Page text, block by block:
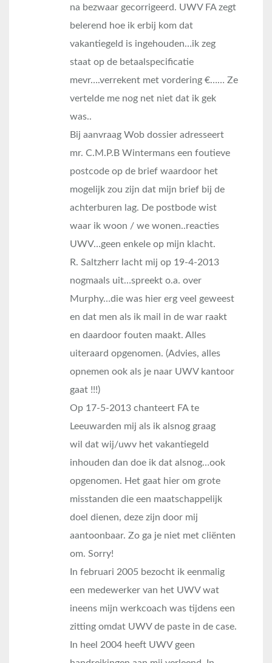
na bezwaar gecorrigeerd. UWV FA zegt
belerend hoe ik erbij kom dat
vakantiegeld is ingehouden…ik zeg
staat op de betaalspecificatie
mevr….verrekent met vordering €…… Ze
vertelde me nog net niet dat ik gek
was..
Bij aanvraag Wob dossier adresseert
mr. C.M.P.B Wintermans een foutieve
postcode op de brief waardoor het
mogelijk zou zijn dat mijn brief bij de
achterburen lag. De postbode wist
waar ik woon / we wonen..reacties
UWV…geen enkele op mijn klacht.
R. Saltzherr lacht mij op 19-4-2013
nogmaals uit…spreekt o.a. over
Murphy…die was hier erg veel geweest
en dat men als ik mail in de war raakt
en daardoor fouten maakt. Alles
uiteraard opgenomen. (Advies, alles
opnemen ook als je naar UWV kantoor
gaat !!!)
Op 17-5-2013 chanteert FA te
Leeuwarden mij als ik alsnog graag
wil dat wij/uwv het vakantiegeld
inhouden dan doe ik dat alsnog…ook
opgenomen. Het gaat hier om grote
misstanden die een maatschappelijk
doel dienen, deze zijn door mij
aantoonbaar. Zo ga je niet met cliënten
om. Sorry!
In februari 2005 bezocht ik eenmalig
een medewerker van het UWV wat
ineens mijn werkcoach was tijdens een
zitting omdat UWV de paste in de case.
In heel 2004 heeft UWV geen